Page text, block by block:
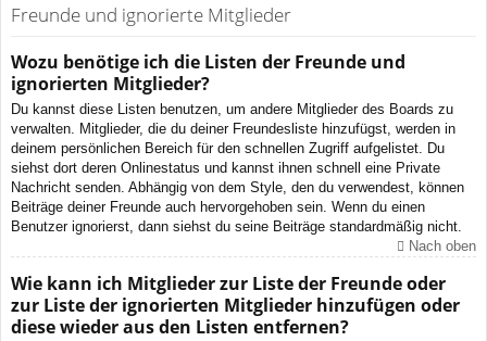
Freunde und ignorierte Mitglieder
Wozu benötige ich die Listen der Freunde und
ignorierten Mitglieder?
Du kannst diese Listen benutzen, um andere Mitglieder des Boards zu
verwalten. Mitglieder, die du deiner Freundesliste hinzufügst, werden in
deinem persönlichen Bereich für den schnellen Zugriff aufgelistet. Du
siehst dort deren Onlinestatus und kannst ihnen schnell eine Private
Nachricht senden. Abhängig von dem Style, den du verwendest, können
Beiträge deiner Freunde auch hervorgehoben sein. Wenn du einen
Benutzer ignorierst, dann siehst du seine Beiträge standardmäßig nicht.
Nach oben
Wie kann ich Mitglieder zur Liste der Freunde oder
zur Liste der ignorierten Mitglieder hinzufügen oder
diese wieder aus den Listen entfernen?